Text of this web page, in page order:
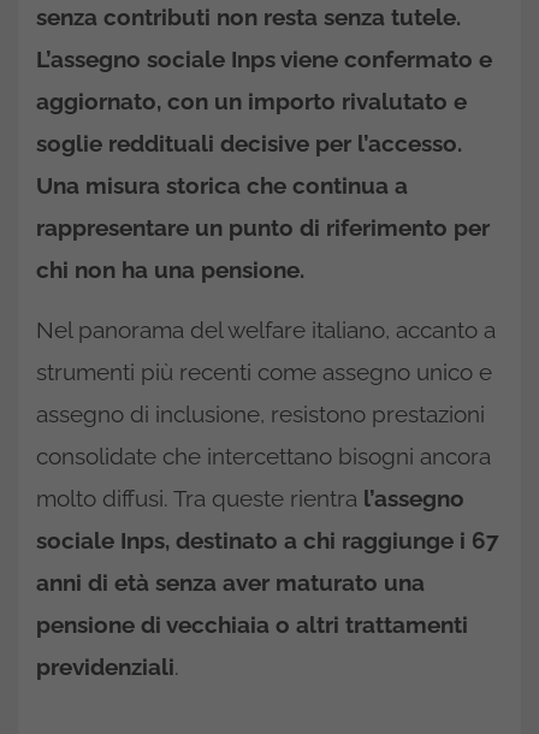
senza contributi non resta senza tutele.
L’assegno sociale Inps viene confermato e
aggiornato, con un importo rivalutato e
soglie reddituali decisive per l’accesso.
Una misura storica che continua a
rappresentare un punto di riferimento per
chi non ha una pensione.
Nel panorama del welfare italiano, accanto a
strumenti più recenti come assegno unico e
assegno di inclusione, resistono prestazioni
consolidate che intercettano bisogni ancora
molto diffusi. Tra queste rientra l’assegno
sociale Inps, destinato a chi raggiunge i 67
anni di età senza aver maturato una
pensione di vecchiaia o altri trattamenti
previdenziali.